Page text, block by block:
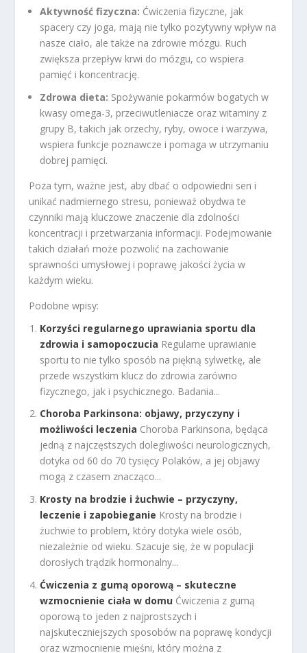
Aktywność fizyczna: Ćwiczenia fizyczne, jak
spacery czy joga, mają nie tylko pozytywny wpływ na
nasze ciało, ale także na zdrowie mózgu. Ruch
zwiększa przepływ krwi do mózgu, co wspiera
pamięć i koncentrację.
Zdrowa dieta: Spożywanie pokarmów bogatych w
kwasy omega-3, przeciwutleniacze oraz witaminy z
grupy B, takich jak orzechy, ryby, owoce i warzywa,
wspiera funkcje poznawcze i pomaga w utrzymaniu
dobrej pamięci.
Poza tym, ważne jest, aby dbać o odpowiedni sen i
unikać nadmiernego stresu, ponieważ obydwa te
czynniki mają kluczowe znaczenie dla zdolności
koncentracji i przetwarzania informacji. Podejmowanie
takich działań może pozwolić na zachowanie
sprawności umysłowej i poprawę jakości życia w
każdym wieku.
Podobne wpisy:
Korzyści regularnego uprawiania sportu dla
zdrowia i samopoczucia Regularne uprawianie
sportu to nie tylko sposób na piękną sylwetkę, ale
przede wszystkim klucz do zdrowia zarówno
fizycznego, jak i psychicznego. Badania...
Choroba Parkinsona: objawy, przyczyny i
możliwości leczenia Choroba Parkinsona, będąca
jedną z najczęstszych dolegliwości neurologicznych,
dotyka od 60 do 70 tysięcy Polaków, a jej objawy
mogą z czasem znacząco...
Krosty na brodzie i żuchwie – przyczyny,
leczenie i zapobieganie Krosty na brodzie i
żuchwie to problem, który dotyka wiele osób,
niezależnie od wieku. Szacuje się, że w populacji
dorosłych trądzik hormonalny...
Ćwiczenia z gumą oporową – skuteczne
wzmocnienie ciała w domu Ćwiczenia z gumą
oporową to jeden z najprostszych i
najskuteczniejszych sposobów na poprawę kondycji
oraz wzmocnienie mięśni, który można z